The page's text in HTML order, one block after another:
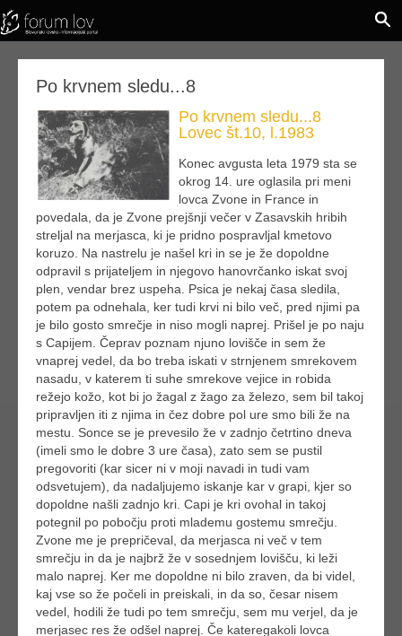
Po krvnem sledu...8
Po krvnem sledu...8
Lovec št.10, l.1983
Konec avgusta leta 1979 sta se
okrog 14. ure oglasila pri meni
lovca Zvone in France in
povedala, da je Zvone prejšnji večer v Zasavskih hribih
streljal na merjasca, ki je pridno pospravljal kmetovo
koruzo. Na nastrelu je našel kri in se je že dopoldne
odpravil s prijateljem in njegovo hanovrčanko iskat svoj
plen, vendar brez uspeha. Psica je nekaj časa sledila,
potem pa odnehala, ker tudi krvi ni bilo več, pred njimi pa
je bilo gosto smrečje in niso mogli naprej. Prišel je po naju
s Capijem. Čeprav poznam njuno lovišče in sem že
vnaprej vedel, da bo treba iskati v strnjenem smrekovem
nasadu, v katerem ti suhe smrekove vejice in robida
režejo kožo, kot bi jo žagal z žago za železo, sem bil takoj
pripravljen iti z njima in čez dobre pol ure smo bili že na
mestu. Sonce se je prevesilo že v zadnjo četrtino dneva
(imeli smo le dobre 3 ure časa), zato sem se pustil
pregovoriti (kar sicer ni v moji navadi in tudi vam
odsvetujem), da nadaljujemo iskanje kar v grapi, kjer so
dopoldne našli zadnjo kri. Capi je kri ovohal in takoj
potegnil po pobočju proti mlademu gostemu smrečju.
Zvone me je prepričeval, da merjasca ni več v tem
smrečju in da je najbrž že v sosednjem lovišču, ki leži
malo naprej. Ker me dopoldne ni bilo zraven, da bi videl,
kaj vse so že počeli in preiskali, in da so, česar nisem
vedel, hodili že tudi po tem smrečju, sem mu verjel, da je
merjasec res že odšel naprej. Če kateregakoli lovca